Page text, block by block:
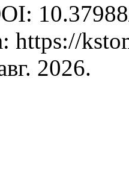
https://
2026.